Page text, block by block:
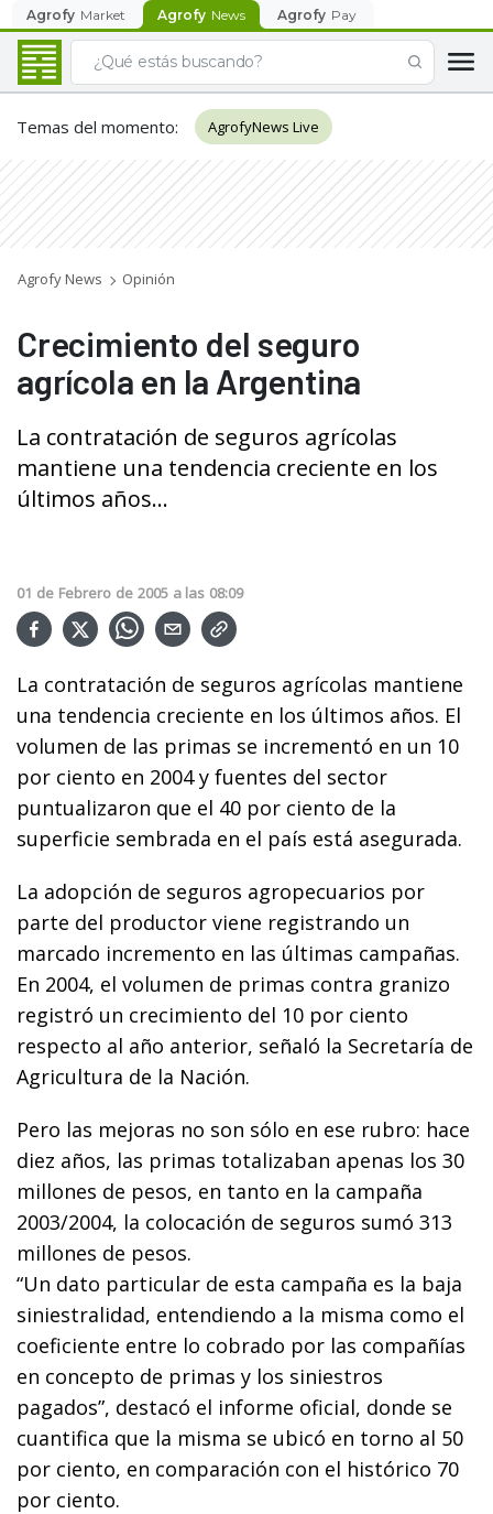
Agrofy Market Agrofy News Agrofy Pay
Temas del momento: AgrofyNews Live
Agrofy News Opinión
Crecimiento del seguro
agrícola en la Argentina
La contratación de seguros agrícolas
mantiene una tendencia creciente en los
últimos años...
01 de Febrero de 2005 a las 08:09
La contratación de seguros agrícolas mantiene
una tendencia creciente en los últimos años. El
volumen de las primas se incrementó en un 10
por ciento en 2004 y fuentes del sector
puntualizaron que el 40 por ciento de la
superficie sembrada en el país está asegurada.
La adopción de seguros agropecuarios por
parte del productor viene registrando un
marcado incremento en las últimas campañas.
En 2004, el volumen de primas contra granizo
registró un crecimiento del 10 por ciento
respecto al año anterior, señaló la Secretaría de
Agricultura de la Nación.
Pero las mejoras no son sólo en ese rubro: hace
diez años, las primas totalizaban apenas los 30
millones de pesos, en tanto en la campaña
2003/2004, la colocación de seguros sumó 313
millones de pesos.
“Un dato particular de esta campaña es la baja
siniestralidad, entendiendo a la misma como el
coeficiente entre lo cobrado por las compañías
en concepto de primas y los siniestros
pagados”, destacó el informe oficial, donde se
cuantifica que la misma se ubicó en torno al 50
por ciento, en comparación con el histórico 70
por ciento.